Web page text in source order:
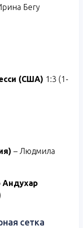
Бегу
(США) 1:3 (1-
– Людмила
Андухар
сетка